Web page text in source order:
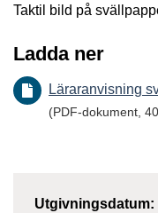
Taktil bild på
Ladda ner
Läraranvisning
(PDF-dokument,
Utgivningsdatum: